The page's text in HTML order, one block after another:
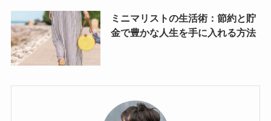
ミニマリストの生活術：節約と貯
金で豊かな人生を手に入れる方法